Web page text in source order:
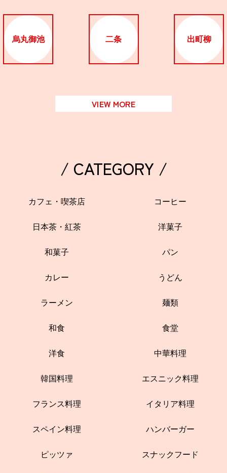
烏丸御池 二条 出町柳
VIEW MORE
/ CATEGORY /
カフェ・喫茶店 コーヒー
日本茶・紅茶 洋菓子
和菓子 パン
カレー うどん
ラーメン 麺類
和食 食堂
洋食 中華料理
韓国料理 エスニック料理
フランス料理 イタリア料理
スペイン料理 ハンバーガー
ピッツァ スナックフード